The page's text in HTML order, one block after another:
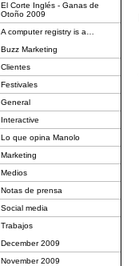
El Corte Inglés - Ganas de
Otoño 2009
A computer registry is a…
Buzz Marketing
Clientes
Festivales
General
Interactive
Lo que opina Manolo
Marketing
Medios
Notas de prensa
Social media
Trabajos
December 2009
November 2009